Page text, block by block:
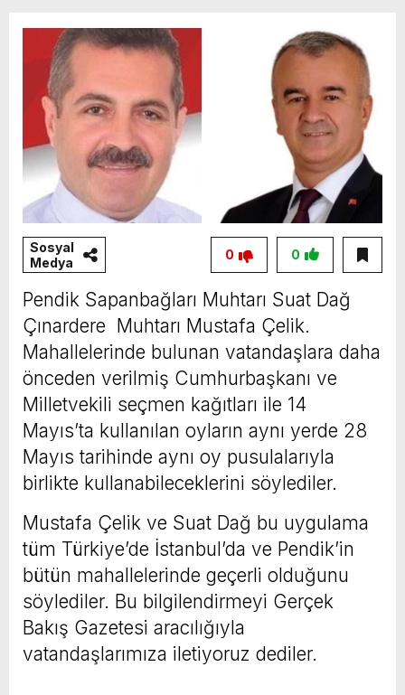
Sosyal
Medya
0
0
Pendik Sapanbağları Muhtarı Suat Dağ
Çınardere Muhtarı Mustafa Çelik.
Mahallelerinde bulunan vatandaşlara daha
önceden verilmiş Cumhurbaşkanı ve
Milletvekili seçmen kağıtları ile 14
Mayıs’ta kullanılan oyların aynı yerde 28
Mayıs tarihinde aynı oy pusulalarıyla
birlikte kullanabileceklerini söylediler.
Mustafa Çelik ve Suat Dağ bu uygulama
tüm Türkiye’de İstanbul’da ve Pendik’in
bütün mahallelerinde geçerli olduğunu
söylediler. Bu bilgilendirmeyi Gerçek
Bakış Gazetesi aracılığıyla
vatandaşlarımıza iletiyoruz dediler.